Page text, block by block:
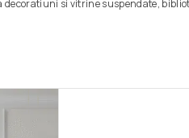
decoratiuni si vitrine suspendate,